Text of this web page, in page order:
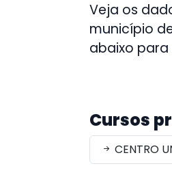
Veja os
município
abaixo
Cursos
CENTRO